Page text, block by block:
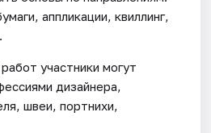
аппликации, квиллинг,
участники могут
дизайнера,
швеи, портнихи,